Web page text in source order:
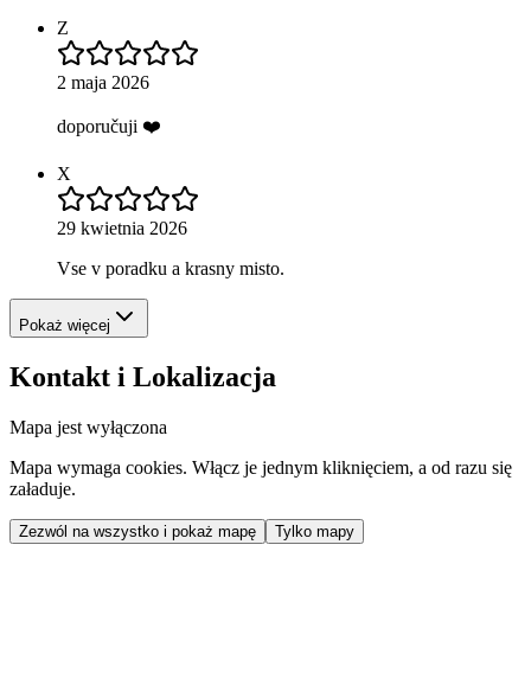
Z
2 maja 2026
doporučuji ❤️
X
29 kwietnia 2026
Vse v poradku a krasny misto.
Pokaż więcej
Kontakt i Lokalizacja
Mapa jest wyłączona
Mapa wymaga cookies. Włącz je jednym kliknięciem, a od razu się
załaduje.
Zezwól na wszystko i pokaż mapę Tylko mapy